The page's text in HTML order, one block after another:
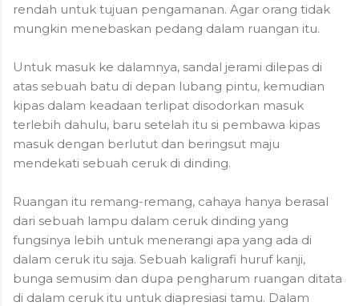
rendah untuk tujuan pengamanan. Agar orang tidak
mungkin menebaskan pedang dalam ruangan itu.
Untuk masuk ke dalamnya, sandal jerami dilepas di
atas sebuah batu di depan lubang pintu, kemudian
kipas dalam keadaan terlipat disodorkan masuk
terlebih dahulu, baru setelah itu si pembawa kipas
masuk dengan berlutut dan beringsut maju
mendekati sebuah ceruk di dinding.
Ruangan itu remang-remang, cahaya hanya berasal
dari sebuah lampu dalam ceruk dinding yang
fungsinya lebih untuk menerangi apa yang ada di
dalam ceruk itu saja. Sebuah kaligrafi huruf kanji,
bunga semusim dan dupa pengharum ruangan ditata
di dalam ceruk itu untuk diapresiasi tamu. Dalam